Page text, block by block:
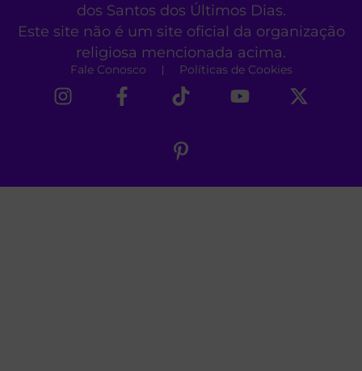
dos Santos dos Últimos Dias.
Este site não é um site oficial da organização
religiosa mencionada acima.
Fale Conosco Políticas de Cookies